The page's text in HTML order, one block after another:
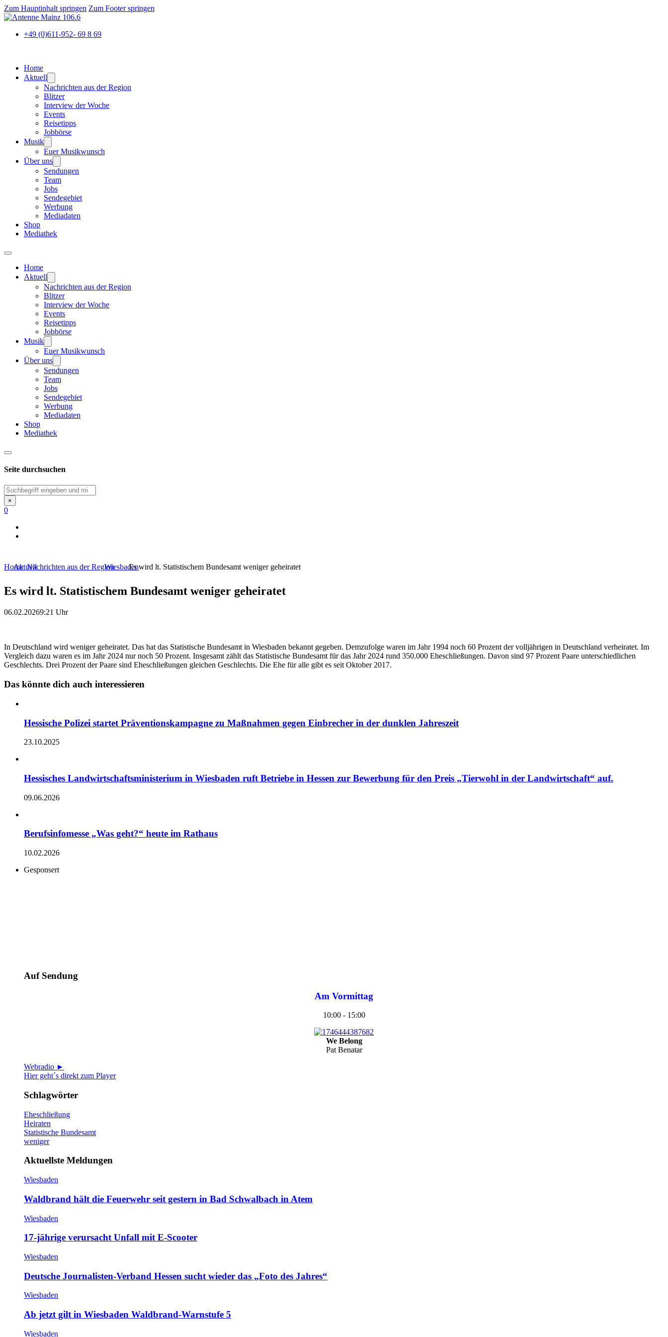
Zum Hauptinhalt springen Zum Footer springen
+49 (0)611-952- 69 8 69
Home
Aktuell
Nachrichten aus der Region
Blitzer
Interview der Woche
Events
Reisetipps
Jobbörse
Musik
Euer Musikwunsch
Über uns
Sendungen
Team
Jobs
Sendegebiet
Werbung
Mediadaten
Shop
Mediathek
Home
Aktuell
Nachrichten aus der Region
Blitzer
Interview der Woche
Events
Reisetipps
Jobbörse
Musik
Euer Musikwunsch
Über uns
Sendungen
Team
Jobs
Sendegebiet
Werbung
Mediadaten
Shop
Mediathek
Seite durchsuchen
Suchen
×
0
HomeAktuellNachrichten aus der RegionWiesbadenEs wird lt. Statistischem Bundesamt weniger geheiratet
Es wird lt. Statistischem Bundesamt weniger geheiratet
06.02.20269:21 Uhr
In Deutschland wird weniger geheiratet. Das hat das Statistische Bundesamt in Wiesbaden bekannt gegeben. Demzufolge waren im Jahr 1994 noch 60 Prozent der volljährigen in Deutschland verheiratet. Im
Vergleich dazu waren es im Jahr 2024 nur noch 50 Prozent. Insgesamt zählt das Statistische Bundesamt für das Jahr 2024 rund 350.000 Eheschließungen. Davon sind 97 Prozent Paare unterschiedlichen
Geschlechts. Drei Prozent der Paare sind Eheschließungen gleichen Geschlechts. Die Ehe für alle gibt es seit Oktober 2017.
Das könnte dich auch interessieren
Hessische Polizei startet Präventionskampagne zu Maßnahmen gegen Einbrecher in der dunklen Jahreszeit
23.10.2025
Hessisches Landwirtschaftsministerium in Wiesbaden ruft Betriebe in Hessen zur Bewerbung für den Preis „Tierwohl in der Landwirtschaft“ auf.
09.06.2026
Berufsinfomesse „Was geht?“ heute im Rathaus
10.02.2026
Gesponsert
Auf Sendung
Am Vormittag
10:00 - 15:00
We Belong
Pat Benatar
Webradio ►
Hier geht´s direkt zum Player
Schlagwörter
Eheschließung
Heiraten
Statistische Bundesamt
weniger
Aktuellste Meldungen
Wiesbaden
Waldbrand hält die Feuerwehr seit gestern in Bad Schwalbach in Atem
Wiesbaden
17-jährige verursacht Unfall mit E-Scooter
Wiesbaden
Deutsche Journalisten-Verband Hessen sucht wieder das „Foto des Jahres“
Wiesbaden
Ab jetzt gilt in Wiesbaden Waldbrand-Warnstufe 5
Wiesbaden